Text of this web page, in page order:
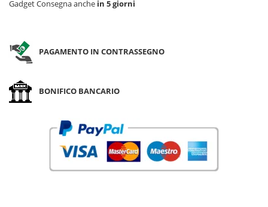
Gadget Consegna anche in 5 giorni
PAGAMENTO IN CONTRASSEGNO
BONIFICO BANCARIO